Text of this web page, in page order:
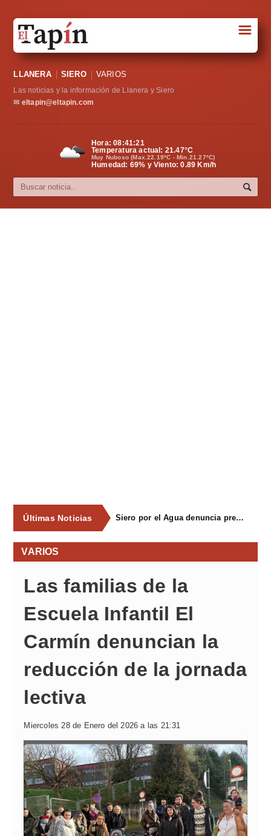
Sociedad
Política
Cultura
☰
LLANERA SIERO VARIOS
Las noticias y la información de Llanera y Siero
✉ eltapin@eltapin.com
Hora:08:41:22
Temperatura actual: 21.47°C
Muy Nuboso (Max.22.19ºC - Min.21.27ºC)
Humedad: 69% y Viento: 0.89 Km/h
Últimas Noticias Siero por el Agua denuncia presiones del PSOE a empresas que apoyaron la campaña por una consulta ciudadana
VARIOS
Las familias de la
Escuela Infantil El
Carmín denuncian la
reducción de la jornada
lectiva
Miercoles 28 de Enero del 2026 a las 21:31